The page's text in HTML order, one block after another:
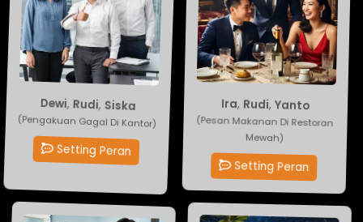
Dewi,Rudi,Siska
(Pengakuan Gagal Di Kantor)
Setting Peran
Ira, Rudi, Yanto
(Pesan Makanan Di Restoran
Mewah)
Setting Peran